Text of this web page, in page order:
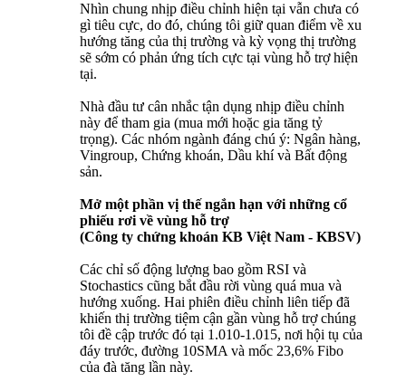
Nhìn chung nhịp điều chỉnh hiện tại vẫn chưa có
gì tiêu cực, do đó, chúng tôi giữ quan điểm về xu
hướng tăng của thị trường và kỳ vọng thị trường
sẽ sớm có phản ứng tích cực tại vùng hỗ trợ hiện
tại.
Nhà đầu tư cân nhắc tận dụng nhịp điều chỉnh
này để tham gia (mua mới hoặc gia tăng tỷ
trọng). Các nhóm ngành đáng chú ý: Ngân hàng,
Vingroup, Chứng khoán, Dầu khí và Bất động
sản.
Mở một phần vị thế ngắn hạn với những cổ
phiếu rơi về vùng hỗ trợ
(Công ty chứng khoán KB Việt Nam - KBSV)
Các chỉ số động lượng bao gồm RSI và
Stochastics cũng bắt đầu rời vùng quá mua và
hướng xuống. Hai phiên điều chỉnh liên tiếp đã
khiến thị trường tiệm cận gần vùng hỗ trợ chúng
tôi đề cập trước đó tại 1.010-1.015, nơi hội tụ của
đáy trước, đường 10SMA và mốc 23,6% Fibo
của đà tăng lần này.